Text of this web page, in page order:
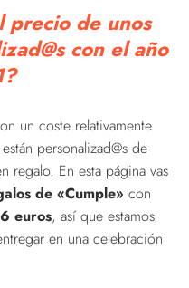
precio de unos
con el año
un coste relativamente
personalizad@s de
regalo. En esta página vas
de «Cumple» con
euros, así que estamos
en una celebración